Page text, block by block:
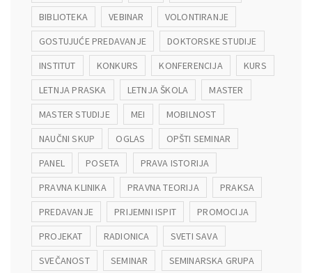
BIBLIOTEKA
VEBINAR
VOLONTIRANJE
GOSTUJUĆE PREDAVANJE
DOKTORSKE STUDIJE
INSTITUT
KONKURS KONFERENCIJA
KURS
LETNJA PRASKA
LETNJA ŠKOLA
MASTER
MASTER STUDIJE
MEI
MOBILNOST
NAUČNI SKUP
OGLAS
OPŠTI SEMINAR
PANEL
POSETA
PRAVA ISTORIJA
PRAVNA KLINIKA
PRAVNA TEORIJA
PRAKSA
PREDAVANJE
PRIJEMNI ISPIT
PROMOCIJA
PROJEKAT
RADIONICA
SVETI SAVA
SVEČANOST
SEMINAR
SEMINARSKA GRUPA